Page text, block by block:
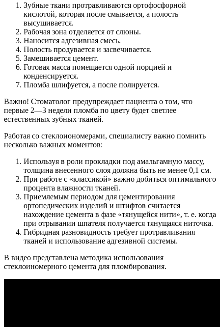
Зубные ткани протравливаются ортофосфорной
кислотой, которая после смывается, а полость
высушивается.
Рабочая зона отделяется от слюны.
Наносится адгезивная смесь.
Полость продувается и засвечивается.
Замешивается цемент.
Готовая масса помещается одной порцией и
конденсируется.
Пломба шлифуется, а после полируется.
Важно! Стоматолог предупреждает пациента о том, что
первые 2—3 недели пломба по цвету будет светлее
естественных зубных тканей.
Работая со стеклоиономерами, специалисту важно помнить
несколько важных моментов:
Используя в роли прокладки под амальгамную массу,
толщина внесенного слоя должна быть не менее 0,1 см.
При работе с «классикой» важно добиться оптимального
процента влажности тканей.
Приемлемым периодом для цементирования
ортопедических изделий и штифтов считается
нахождение цемента в фазе «тянущейся нити», т. е. когда
при отрывании шпателя получается тянущаяся ниточка.
Гибридная разновидность требует протравливания
тканей и использование адгезивной системы.
В видео представлена методика использования
стеклоиномерного цемента для пломбирования.